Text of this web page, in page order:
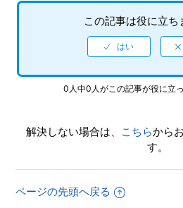
れる
【PS4/ソニックレーシング クロス
Games Store 版の問い合わせ先は
【PS4/ソニックレーシング クロス
【PS4/ソニックレーシング クロス
ゲーム画面写真を、動画サイト／
すか
【PS4/ソニックレーシング クロス
この記事は役に立ち
0人中0人がこの記事が役に立
解決しない場合は、 こちらから
す。
ページの先頭へ戻る